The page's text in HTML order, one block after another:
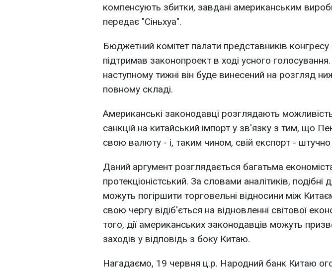
компенсують збитки, завдані американським
передає "Сіньхуа".
Бюджетний комітет палати представників
підтримав законопроект в ході усного
наступному тижні він буде винесений на розгляд
повному складі.
Американські законодавці розглядають
санкцій на китайський імпорт у зв'язку з тим, що
свою валюту - і, таким чином, свій експорт -
Даний аргумент розглядається багатьма
протекціоністський. За словами аналітиків, подібні
можуть погіршити торговельні відносини між
свою чергу відіб'ється на відновленні світової
того, дії американських законодавців можуть
заходів у відповідь з боку Китаю.
Нагадаємо, 19 червня ц.р. Народний банк Китаю